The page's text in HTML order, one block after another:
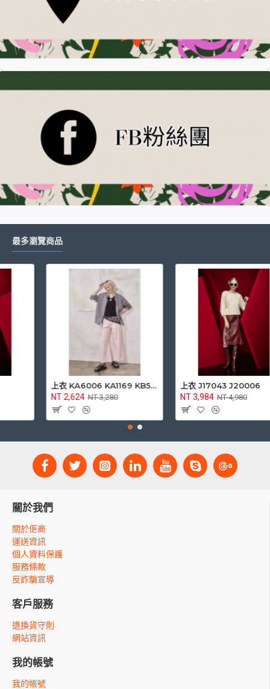
最多瀏覽商品
上衣 J16165 J2L054
NT 3,980
上衣 KA6006 KA1169 KB5004
NT 3,280
關於我們
關於佢商
運送資訊
個人資料保護
服務條款
反詐騙宣導
客戶服務
退換貨守則
網站資訊
我的帳號
我的帳號